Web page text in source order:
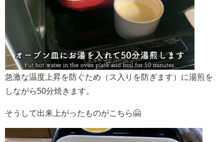
急激な温度上昇を防ぐため（ス入りを防ぎます）に湯煎を
しながら50分焼きます。
そうして出来上がったものがこちら🤗